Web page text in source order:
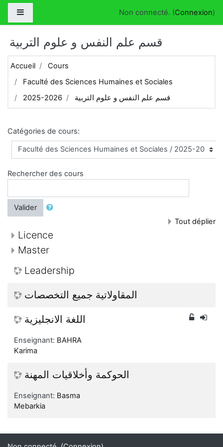
Passer au contenu principal
Non connecté. (Connexion)
قسم علم النفس و علوم التربية
Accueil
Cours
Faculté des Sciences Humaines et Sociales
2025-2026
قسم علم النفس و علوم التربية
Catégories de cours:
Rechercher des cours
Valider
Tout déplier
Licence
Master
Leadership
المقاولاتية جميع التخصصات
اللغة الانجليزية
Enseignant: BAHRA
Karima
الحوكمة وأخلاقيات المهنة
Enseignant: Basma
Mebarkia